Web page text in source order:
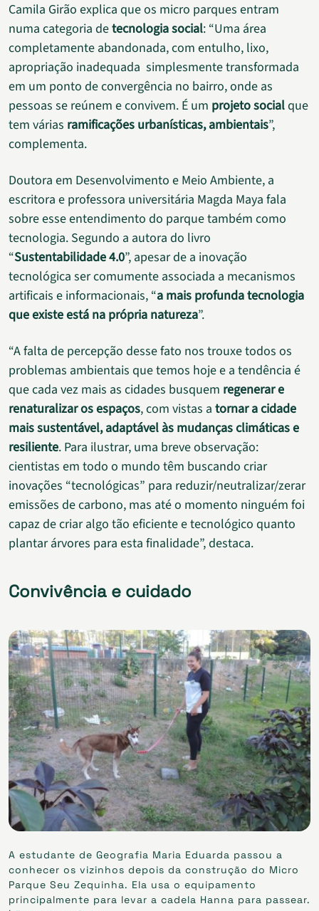
Camila Girão explica que os micro parques entram
numa categoria detecnologia social: “Uma área
completamente abandonada, com entulho, lixo,
apropriação inadequada simplesmente transformada
em um ponto de convergência no bairro, onde as
pessoas se reúnem e convivem. É um projeto socialque
tem várias ramificações urbanísticas, ambientais”,
complementa.
Doutora em Desenvolvimento e Meio Ambiente, a
escritora e professora universitária Magda Maya fala
sobre esse entendimento do parque também como
tecnologia. Segundo a autora do livro
“Sustentabilidade 4.0”, apesar de a inovação
tecnológica ser comumente associada a mecanismos
artificais e informacionais, “a mais profunda tecnologia
que existe está na própria natureza”.
“A falta de percepção desse fato nos trouxe todos os
problemas ambientais que temos hoje e a tendência é
que cada vez mais as cidades busquem regenerar e
renaturalizar os espaços, com vistas a tornar a cidade
mais sustentável, adaptável às mudanças climáticas e
resiliente. Para ilustrar, uma breve observação:
cientistas em todo o mundo têm buscando criar
inovações “tecnológicas” para reduzir/neutralizar/zerar
emissões de carbono, mas até o momento ninguém foi
capaz de criar algo tão eficiente e tecnológico quanto
plantar árvores para esta finalidade”, destaca.
Convivência e cuidado
A estudante de Geografia Maria Eduarda passou a
conhecer os vizinhos depois da construção do Micro
Parque Seu Zequinha. Ela usa o equipamento
principalmente para levar a cadela Hanna para passear.